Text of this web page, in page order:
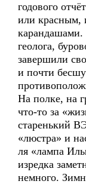
годового
или красным,
геолога,
завершили
и почти
На полке, на
что-то за
старенький
«люстра» и
ля «лампа
изредка
немного.